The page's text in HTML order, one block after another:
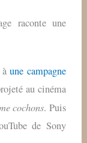
raconte une
àune campagne
au cinéma
cochons. Puis
de Sony